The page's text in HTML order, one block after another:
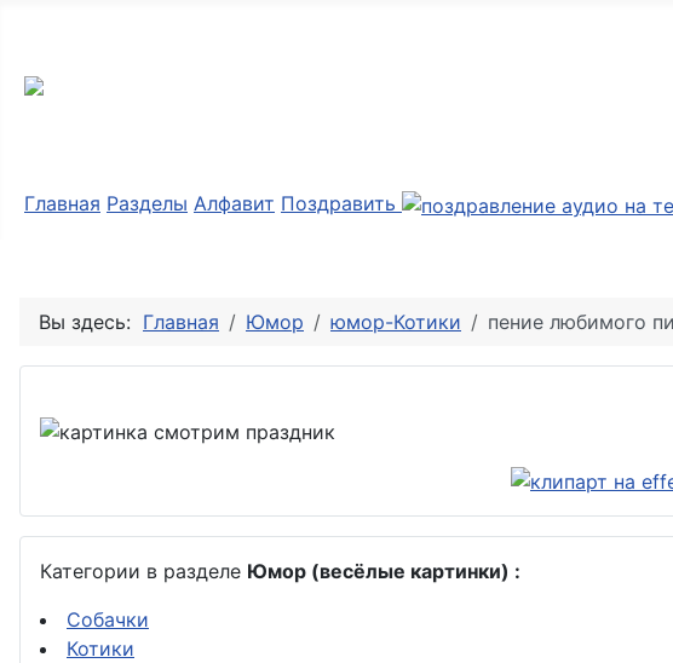
Главная Разделы Алфавит Поздравить
Вы здесь: Главная Юмор юмор-Котики пение любимого
Категории в разделе Юмор (весёлые картинки) :
Собачки
Котики